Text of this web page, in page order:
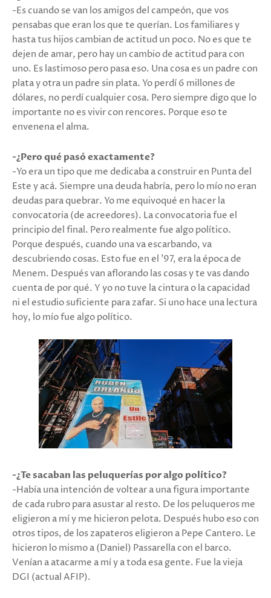
-Es cuando se van los amigos del campeón, que vos
pensabas que eran los que te querían. Los familiares y
hasta tus hijos cambian de actitud un poco. No es que te
dejen de amar, pero hay un cambio de actitud para con
uno. Es lastimoso pero pasa eso. Una cosa es un padre con
plata y otra un padre sin plata. Yo perdí 6 millones de
dólares, no perdí cualquier cosa. Pero siempre digo que lo
importante no es vivir con rencores. Porque eso te
envenena el alma.
-¿Pero qué pasó exactamente?
-Yo era un tipo que me dedicaba a construir en Punta del
Este y acá. Siempre una deuda habría, pero lo mío no eran
deudas para quebrar. Yo me equivoqué en hacer la
convocatoria (de acreedores). La convocatoria fue el
principio del final. Pero realmente fue algo político.
Porque después, cuando una va escarbando, va
descubriendo cosas. Esto fue en el '97, era la época de
Menem. Después van aflorando las cosas y te vas dando
cuenta de por qué. Y yo no tuve la cintura o la capacidad
ni el estudio suficiente para zafar. Si uno hace una lectura
hoy, lo mío fue algo político.
-¿Te sacaban las peluquerías por algo político?
-Había una intención de voltear a una figura importante
de cada rubro para asustar al resto. De los peluqueros me
eligieron a mí y me hicieron pelota. Después hubo eso con
otros tipos, de los zapateros eligieron a Pepe Cantero. Le
hicieron lo mismo a (Daniel) Passarella con el barco.
Venían a atacarme a mí y a toda esa gente. Fue la vieja
DGI (actual AFIP).